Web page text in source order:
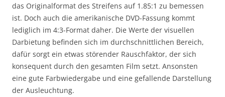
das Originalformat des Streifens auf 1.85:1 zu bemessen
ist. Doch auch die amerikanische DVD-Fassung kommt
lediglich im 4:3-Format daher. Die Werte der visuellen
Darbietung befinden sich im durchschnittlichen Bereich,
dafür sorgt ein etwas störender Rauschfaktor, der sich
konsequent durch den gesamten Film setzt. Ansonsten
eine gute Farbwiedergabe und eine gefallende Darstellung
der Ausleuchtung.